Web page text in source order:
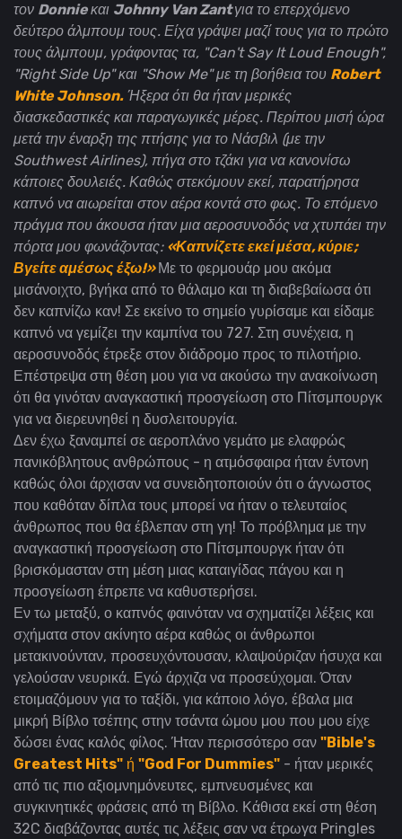
τον Donnieκαι Johnny Van Zantγια το επερχόμενο
δεύτερο άλμπουμ τους. Είχα γράψει μαζί τους για το πρώτο
τους άλμπουμ, γράφοντας τα, "Can't Say It Loud Enough",
"Right Side Up" και "Show Me" με τη βοήθεια του Robert
White Johnson. Ήξερα ότι θα ήταν μερικές
διασκεδαστικές και παραγωγικές μέρες. Περίπου μισή ώρα
μετά την έναρξη της πτήσης για το Νάσβιλ (με την
Southwest Airlines), πήγα στο τζάκι για να κανονίσω
κάποιες δουλειές. Καθώς στεκόμουν εκεί, παρατήρησα
καπνό να αιωρείται στον αέρα κοντά στο φως. Το επόμενο
πράγμα που άκουσα ήταν μια αεροσυνοδός να χτυπάει την
πόρτα μου φωνάζοντας: «Καπνίζετε εκεί μέσα, κύριε;
Βγείτε αμέσως έξω!» Με το φερμουάρ μου ακόμα
μισάνοιχτο, βγήκα από το θάλαμο και τη διαβεβαίωσα ότι
δεν καπνίζω καν! Σε εκείνο το σημείο γυρίσαμε και είδαμε
καπνό να γεμίζει την καμπίνα του 727. Στη συνέχεια, η
αεροσυνοδός έτρεξε στον διάδρομο προς το πιλοτήριο.
Επέστρεψα στη θέση μου για να ακούσω την ανακοίνωση
ότι θα γινόταν αναγκαστική προσγείωση στο Πίτσμπουργκ
για να διερευνηθεί η δυσλειτουργία.
Δεν έχω ξαναμπεί σε αεροπλάνο γεμάτο με ελαφρώς
πανικόβλητους ανθρώπους - η ατμόσφαιρα ήταν έντονη
καθώς όλοι άρχισαν να συνειδητοποιούν ότι ο άγνωστος
που καθόταν δίπλα τους μπορεί να ήταν ο τελευταίος
άνθρωπος που θα έβλεπαν στη γη! Το πρόβλημα με την
αναγκαστική προσγείωση στο Πίτσμπουργκ ήταν ότι
βρισκόμασταν στη μέση μιας καταιγίδας πάγου και η
προσγείωση έπρεπε να καθυστερήσει.
Εν τω μεταξύ, ο καπνός φαινόταν να σχηματίζει λέξεις και
σχήματα στον ακίνητο αέρα καθώς οι άνθρωποι
μετακινούνταν, προσευχόντουσαν, κλαψούριζαν ήσυχα και
γελούσαν νευρικά. Εγώ άρχιζα να προσεύχομαι. Όταν
ετοιμαζόμουν για το ταξίδι, για κάποιο λόγο, έβαλα μια
μικρή Βίβλο τσέπης στην τσάντα ώμου μου που μου είχε
δώσει ένας καλός φίλος. Ήταν περισσότερο σαν "Bible's
Greatest Hits" ή "God For Dummies" - ήταν μερικές
από τις πιο αξιομνημόνευτες, εμπνευσμένες και
συγκινητικές φράσεις από τη Βίβλο. Κάθισα εκεί στη θέση
32C διαβάζοντας αυτές τις λέξεις σαν να έτρωγα Pringles